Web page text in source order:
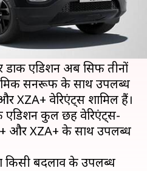
को हैरियर डार्क एडिशन के
की बुकिंग बंद करने का आदेश
एडिशन अब सिर्फ तीनों
सनरूफ के साथ उपलब्ध
XZA+ वेरिएंट्स शामिल हैं।
एडिशन कुल छह वेरिएंट्स-
और XZA+ के साथ उपलब्ध
किसी बदलाव के उपलब्ध